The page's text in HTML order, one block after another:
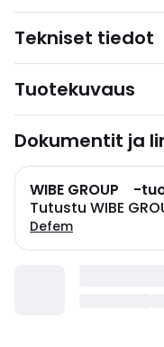
Tekniset tiedot
Tuotekuvaus
Dokumentit ja
WIBE GROUP -
Tutustu WIBE
Defem